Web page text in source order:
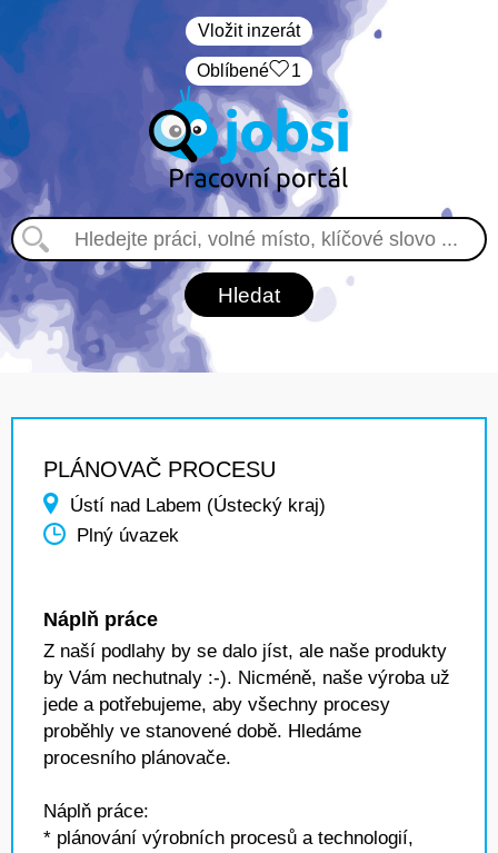
Vložit inzerát
Oblíbené 1
PLÁNOVAČ PROCESU
Ústí nad Labem (Ústecký kraj)
Plný úvazek
Náplň práce
Z naší podlahy by se dalo jíst, ale naše produkty
by Vám nechutnaly :-). Nicméně, naše výroba už
jede a potřebujeme, aby všechny procesy
proběhly ve stanovené době. Hledáme
procesního plánovače.
Náplň práce:
* plánování výrobních procesů a technologií,